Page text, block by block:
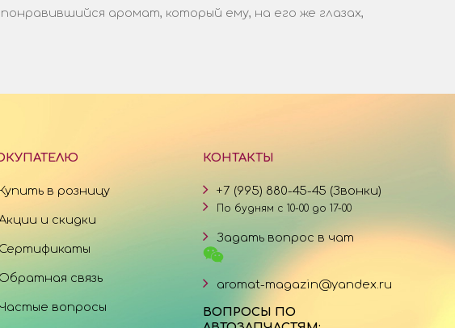
аромат, который ему, на его же глазах,
Купить в розницу
и скидки
Сертификаты
Обратная связь
Частые вопросы
КОНТАКТЫ
+7 (995) 880-45-45 (Звонки)
По будням с 10-00 до 17-00
Задать вопрос в чат
aromat-magazin@yandex.ru
ВОПРОСЫ ПО